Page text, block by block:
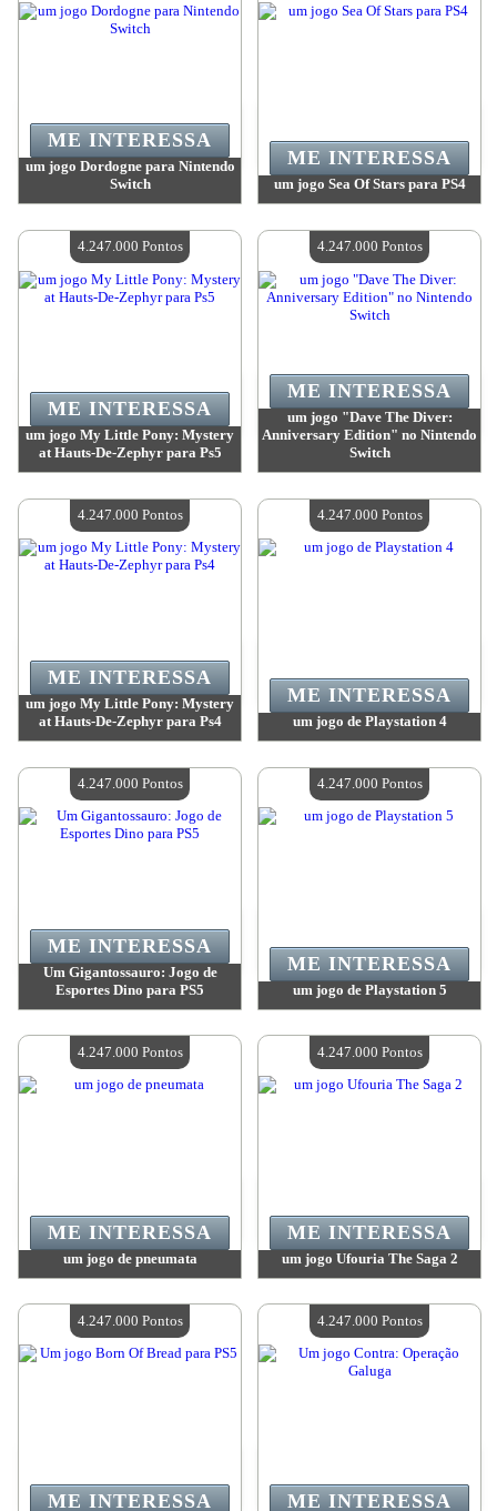
um jogo Dordogne para Nintendo
Switch
Quantidade disponível:4
ME INTERESSA
um jogo Sea Of Stars para PS4
Quantidade disponível:4
ME INTERESSA
um jogo My Little Pony: Mystery
at Hauts-De-Zephyr para Ps5
Quantidade disponível:4
ME INTERESSA
4.247.000 Pontos
um jogo "Dave The Diver:
Anniversary Edition" no Nintendo
Switch
Quantidade disponível:4
ME INTERESSA
4.247.000 Pontos
um jogo My Little Pony: Mystery
at Hauts-De-Zephyr para Ps4
Quantidade disponível:4
ME INTERESSA
4.247.000 Pontos
um jogo de Playstation 4
Quantidade disponível:4
ME INTERESSA
4.247.000 Pontos
Um Gigantossauro: Jogo de
Esportes Dino para PS5
Quantidade disponível:4
ME INTERESSA
4.247.000 Pontos
um jogo de Playstation 5
Quantidade disponível:4
ME INTERESSA
4.247.000 Pontos
um jogo de pneumata
Quantidade disponível:4
ME INTERESSA
4.247.000 Pontos
um jogo Ufouria The Saga 2
Quantidade disponível:4
ME INTERESSA
4.247.000 Pontos
ME INTERESSA
4.247.000 Pontos
ME INTERESSA
4.247.000 Pontos